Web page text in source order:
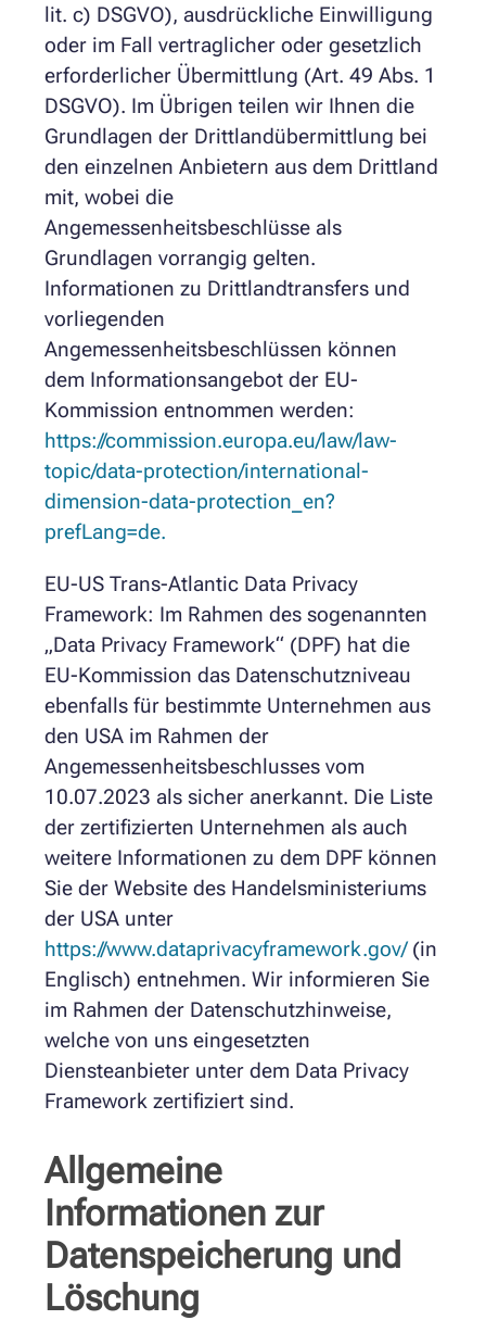
lit. c) DSGVO), ausdrückliche Einwilligung
oder im Fall vertraglicher oder gesetzlich
erforderlicher Übermittlung (Art. 49 Abs. 1
DSGVO). Im Übrigen teilen wir Ihnen die
Grundlagen der Drittlandübermittlung bei
den einzelnen Anbietern aus dem Drittland
mit, wobei die
Angemessenheitsbeschlüsse als
Grundlagen vorrangig gelten.
Informationen zu Drittlandtransfers und
vorliegenden
Angemessenheitsbeschlüssen können
dem Informationsangebot der EU-
Kommission entnommen werden:
https://commission.europa.eu/law/law-
topic/data-protection/international-
dimension-data-protection_en?
prefLang=de.
EU-US Trans-Atlantic Data Privacy
Framework: Im Rahmen des sogenannten
„Data Privacy Framework“ (DPF) hat die
EU-Kommission das Datenschutzniveau
ebenfalls für bestimmte Unternehmen aus
den USA im Rahmen der
Angemessenheitsbeschlusses vom
10.07.2023 als sicher anerkannt. Die Liste
der zertifizierten Unternehmen als auch
weitere Informationen zu dem DPF können
Sie der Website des Handelsministeriums
der USA unter
https://www.dataprivacyframework.gov/(in
Englisch) entnehmen. Wir informieren Sie
im Rahmen der Datenschutzhinweise,
welche von uns eingesetzten
Diensteanbieter unter dem Data Privacy
Framework zertifiziert sind.
Allgemeine
Informationen zur
Datenspeicherung und
Löschung